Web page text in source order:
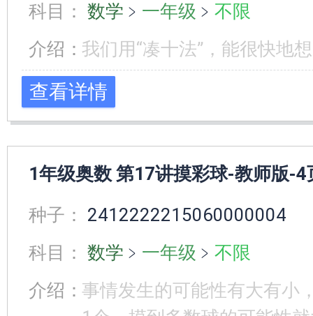
科目： 数学 ﹥ 一年级 ﹥ 不限
介绍：我们用“凑十法”，能很快地
查看详情
1年级奥数 第17讲摸彩球-教师版-4
种子： 2412222215060000004
科目： 数学 ﹥ 一年级 ﹥ 不限
介绍：事情发生的可能性有大有小